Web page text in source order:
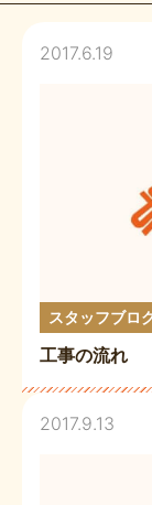
2017.6.19
スタッフブロ
工事の流れ
2017.9.13